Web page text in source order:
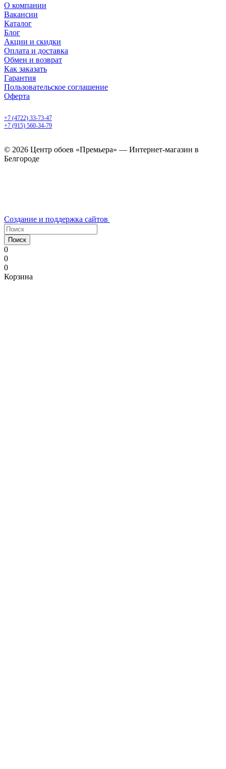
О компании
Вакансии
Каталог
Блог
Акции и скидки
Оплата и доставка
Обмен и возврат
Как заказать
Гарантия
Пользовательское соглашение
Оферта
+7 (4722) 33-73-47
+7 (915) 560-34-79
© 2026 Центр обоев «Премьера» — Интернет-магазин в
Белгороде
Создание и поддержка сайтов
Поиск
0
0
0
Корзина